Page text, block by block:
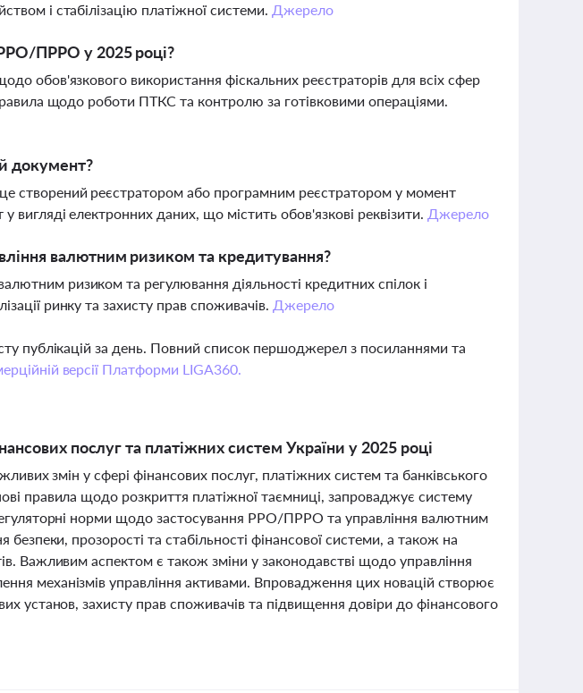
і стабілізацію платіжної системи. Джерело
ПРРО у 2025 році?
обов'язкового використання фіскальних реєстраторів для всіх сфер
щодо роботи ПТКС та контролю за готівковими операціями.
документ?
створений реєстратором або програмним реєстратором у момент
вигляді електронних даних, що містить обов'язкові реквізити. Джерело
валютним ризиком та кредитування?
ризиком та регулювання діяльності кредитних спілок і
ринку та захисту прав споживачів. Джерело
публікацій за день. Повний список першоджерел з посиланнями та
версії Платформи LIGA360.
послуг та платіжних систем України у 2025 році
змін у сфері фінансових послуг, платіжних систем та банківського
правила щодо розкриття платіжної таємниці, запроваджує систему
норми щодо застосування РРО/ПРРО та управління валютним
прозорості та стабільності фінансової системи, а також на
Важливим аспектом є також зміни у законодавстві щодо управління
механізмів управління активами. Впровадження цих новацій створює
установ, захисту прав споживачів та підвищення довіри до фінансового